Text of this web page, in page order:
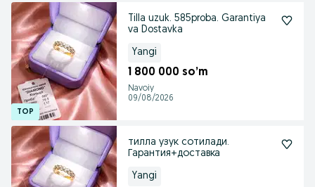
Tilla uzuk. 585proba. Garantiya
va Dostavka
Yangi
1 800 000 so’m
Navoiy
09/08/2026
тилла узук сотилади.
Гарантия+доставка
Yangi